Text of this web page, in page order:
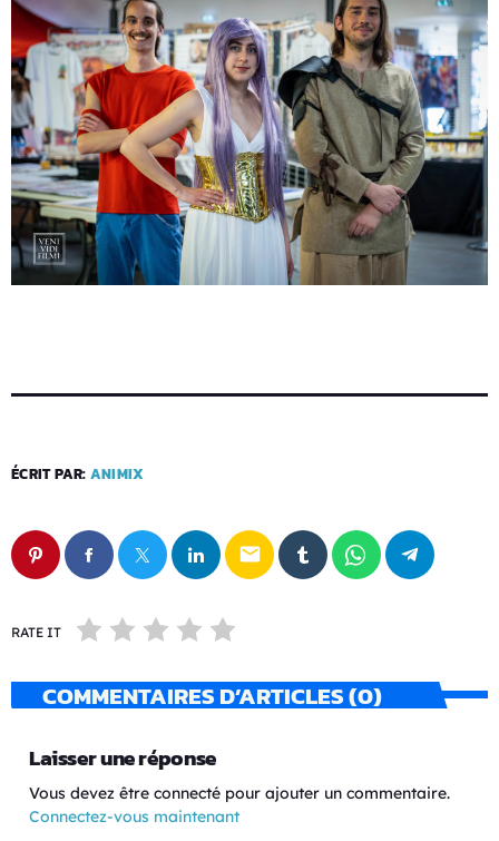
ÉCRIT PAR: ANIMIX
email
RATE IT
COMMENTAIRES D’ARTICLES (0)
Laisser une réponse
Vous devez être connecté pour ajouter un commentaire.
Connectez-vous maintenant